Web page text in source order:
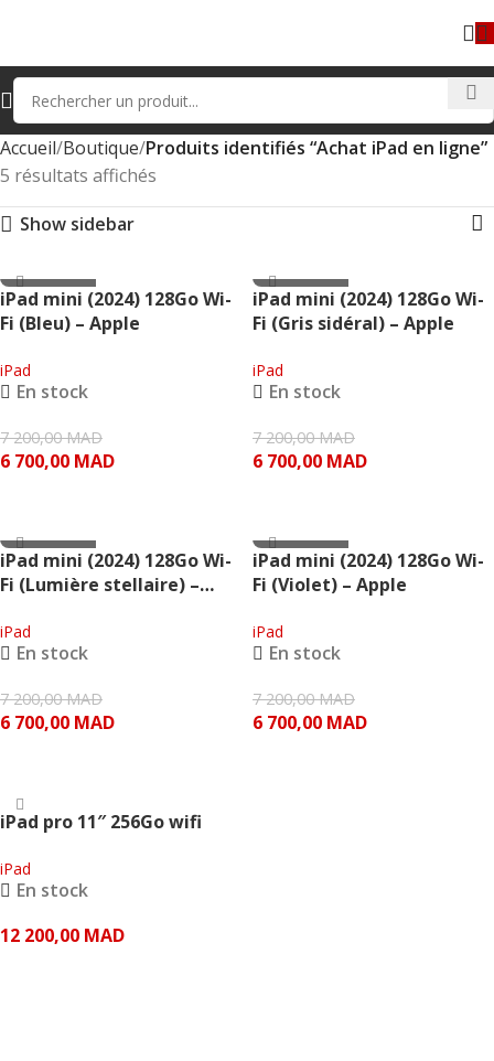
Accueil Boutique Produits identifiés “Achat iPad en ligne”
5 résultats affichés
Show sidebar
- 500.00 MAD
iPad mini (2024) 128Go Wi-
Fi (Bleu) – Apple
iPad
En stock
7 200,00MAD
6 700,00 MAD
- 500.00 MAD
iPad mini (2024) 128Go Wi-
Fi (Gris sidéral) – Apple
iPad
En stock
7 200,00MAD
6 700,00 MAD
- 500.00 MAD
iPad mini (2024) 128Go Wi-
Fi (Lumière stellaire) –
iPad
En stock
7 200,00MAD
6 700,00 MAD
- 500.00 MAD
iPad mini (2024) 128Go Wi-
Fi (Violet) – Apple
iPad
En stock
7 200,00MAD
6 700,00 MAD
iPad pro 11″ 256Go wifi
iPad
En stock
12 200,00 MAD